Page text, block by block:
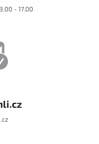
- 17.00